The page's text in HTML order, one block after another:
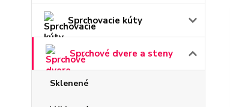
Sprchovacie kúty
Sprchové dvere a steny
Sklenené